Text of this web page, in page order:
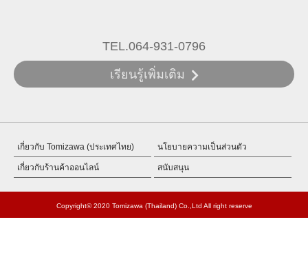
TEL.064-931-0796
เรียนรู้เพิ่มเติม
เกี่ยวกับ Tomizawa (ประเทศไทย) นโยบายความเป็นส่วนตัว
เกี่ยวกับร้านค้าออนไลน์ สนับสนุน
Copyright© 2020 Tomizawa (Thailand) Co.,Ltd All right reserve